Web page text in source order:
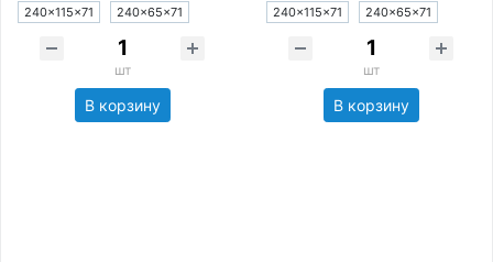
240×115×71 240×65×71
шт
В корзину
240×115×71 240×65×71
шт
В корзину